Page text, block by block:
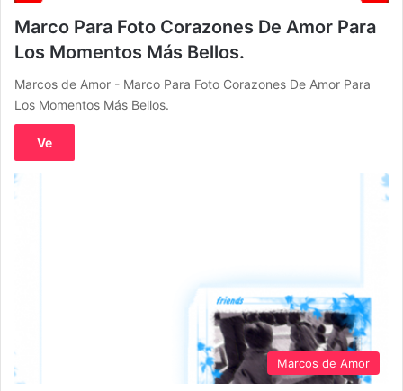
Marco Para Foto Corazones De Amor Para
Los Momentos Más Bellos.
Marcos de Amor - Marco Para Foto Corazones De Amor Para
Los Momentos Más Bellos.
Ve
Marcos de Amor